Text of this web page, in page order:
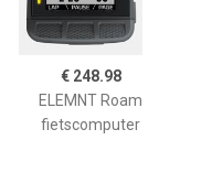
€ 248.98
ELEMNT Roam
fietscomputer